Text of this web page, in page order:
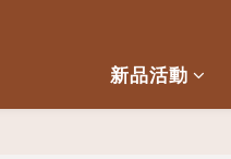
新品活動